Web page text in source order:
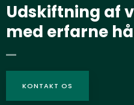
Udskiftning af
med erfarne
KONTAKT OS​